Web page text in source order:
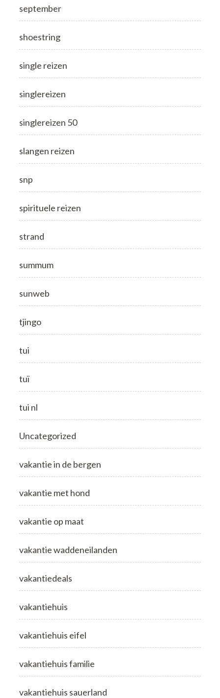
september
shoestring
single reizen
singlereizen
singlereizen 50
slangen reizen
snp
spirituele reizen
strand
summum
sunweb
tjingo
tui
tuï
tui nl
Uncategorized
vakantie in de bergen
vakantie met hond
vakantie op maat
vakantie waddeneilanden
vakantiedeals
vakantiehuis
vakantiehuis eifel
vakantiehuis familie
vakantiehuis sauerland